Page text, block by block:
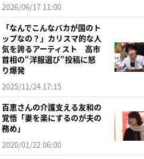
2026/06/17 11:00
「なんでこんなバカが国のト
ップなの？」カリスマ的な人
気を誇るアーティスト 高市
首相の“洋服選び”投稿に怒
り爆発
2025/11/24 17:15
百恵さんの介護支える友和の
覚悟「妻を楽にするのが夫の
務め」
2020/01/22 06:00